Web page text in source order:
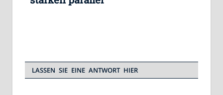
LASSEN SIE EINE ANTWORT HIER